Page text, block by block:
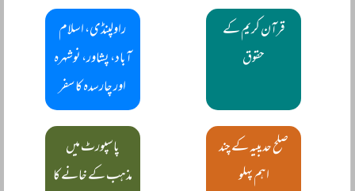
قرآن کریم کے
حقوق
راولپنڈی، اسلام
آباد، پشاور، نوشہرہ
اور چارسدہ کا سفر
صلح حدیبیہ کے چند
اہم پہلو
پاسپورٹ میں
مذہب کے خانے کا